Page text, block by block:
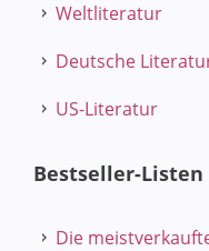
Weltliteratur
Deutsche
US-Literatur
Bestseller-Listen
Die